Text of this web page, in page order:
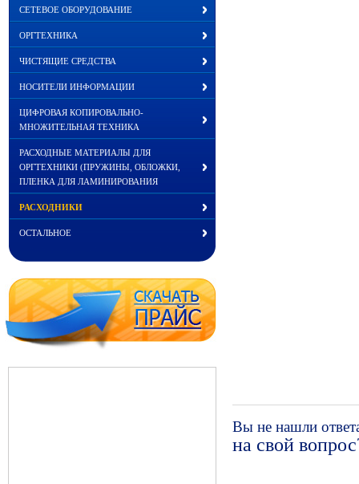
СЕТЕВОЕ ОБОРУДОВАНИЕ
ОРГТЕХНИКА
ЧИСТЯЩИЕ СРЕДСТВА
НОСИТЕЛИ ИНФОРМАЦИИ
ЦИФРОВАЯ КОПИРОВАЛЬНО-
МНОЖИТЕЛЬНАЯ ТЕХНИКА
РАСХОДНЫЕ МАТЕРИАЛЫ ДЛЯ
ОРГТЕХНИКИ (ПРУЖИНЫ, ОБЛОЖКИ,
ПЛЕНКА ДЛЯ ЛАМИНИРОВАНИЯ
РАСХОДНИКИ
ОСТАЛЬНОЕ
Вы не нашли
на свой